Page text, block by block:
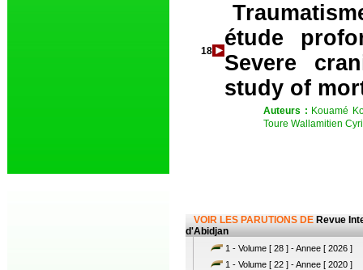
18
étude
Severe
study of
Auteurs : Kouamé
Toure Wallamitien
VOIR LES PARUTIONS DE Revue
d'Abidjan
1 - Volume [ 28 ] - Annee [ 2026 ]
1 - Volume [ 22 ] - Annee [ 2020 ]